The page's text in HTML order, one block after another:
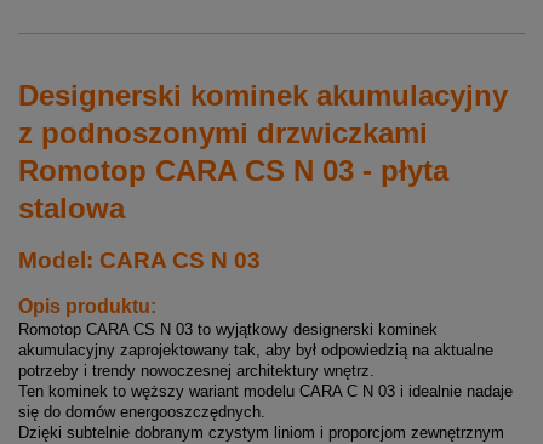
Designerski kominek akumulacyjny
z podnoszonymi drzwiczkami
Romotop CARA CS N 03 - płyta
stalowa
Model: CARA CS N 03
Opis produktu:
Romotop CARA CS N 03 to wyjątkowy designerski kominek
akumulacyjny zaprojektowany tak, aby był odpowiedzią na aktualne
potrzeby i trendy nowoczesnej architektury wnętrz.
Ten kominek to węższy wariant modelu CARA C N 03 i idealnie nadaje
się do domów energooszczędnych.
Dzięki subtelnie dobranym czystym liniom i proporcjom zewnętrznym